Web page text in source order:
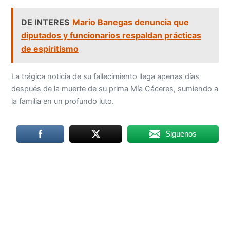
DE INTERES Mario Banegas denuncia que
diputados y funcionarios respaldan prácticas
de espiritismo
La trágica noticia de su fallecimiento llega apenas días
después de la muerte de su prima Mía Cáceres, sumiendo a
la familia en un profundo luto.
Siguenos